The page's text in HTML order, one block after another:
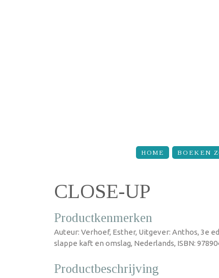
HOME BOEKEN
CLOSE-UP
Productkenmerken
Auteur: Verhoef, Esther, Uitgever: Anthos, 3e
slappe kaft en omslag, Nederlands, ISBN:
Productbeschrijving